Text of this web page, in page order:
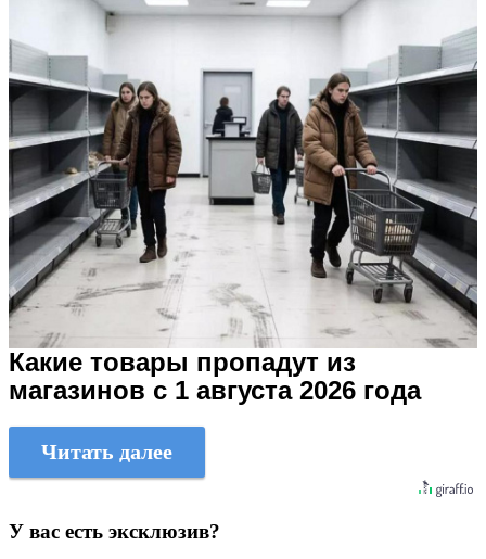
Какие товары пропадут из
магазинов с 1 августа 2026 года
Читать далее
У вас есть эксклюзив?